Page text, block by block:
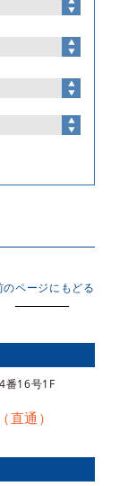
のページにもどる
番16号1F
（直通）